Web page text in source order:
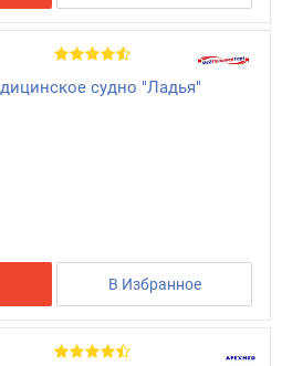
судно "Ладья"
В Избранное